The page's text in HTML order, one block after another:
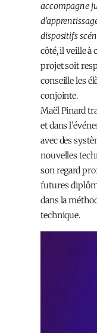
accompagne
dispositifs
côté, il veille à
projet soit
conseille les
conjointe.
Maël Pinard
et dans
avec des
nouvelles
son regard
futur·es
dans la
technique.